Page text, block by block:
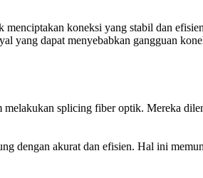
koneksi yang stabil dan
yang dapat menyebabkan gangguan
splicing fiber optik. Mereka
dengan akurat dan efisien. Hal ini